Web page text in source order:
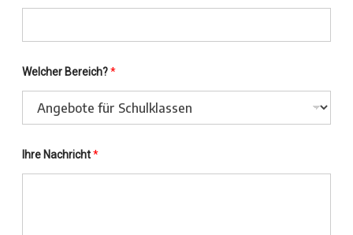
I
I
r
Welcher Bereich?*
Ihre Nachricht*